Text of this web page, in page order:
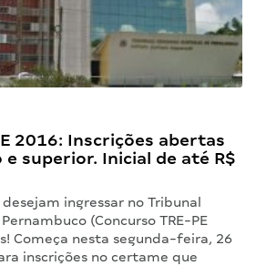
2016: Inscrições abertas
superior. Inicial de até R$
ingressar no Tribunal
(Concurso TRE-PE
Começa nesta segunda-feira, 26
inscrições no certame que